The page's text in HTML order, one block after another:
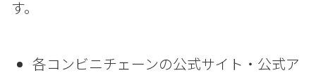
す。
各コンビニチェーンの公式サイト・公式ア